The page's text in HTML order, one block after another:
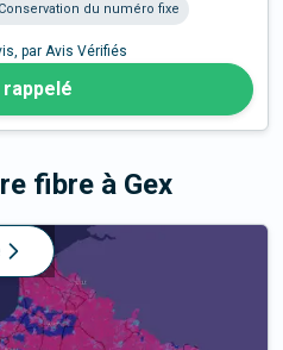
Conservation du numéro fixe
par Avis Vérifiés
rappelé
fibre à Gex